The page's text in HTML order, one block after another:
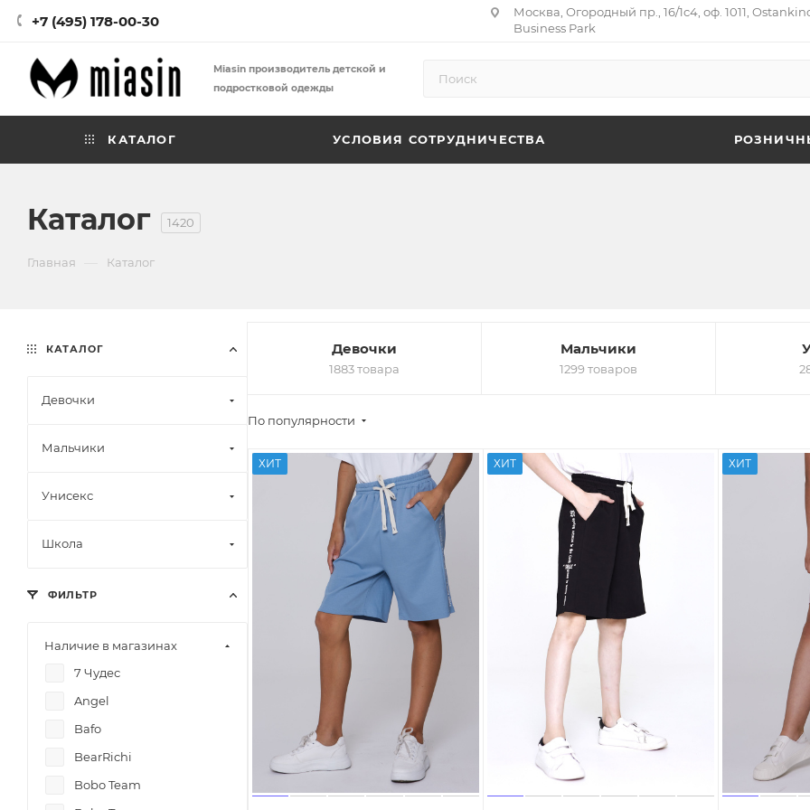
+7 (495) 178-00-30
Москва, Огородный пр., 16/1с4, оф. 1011,
Business Park
Miasin производитель детской и
подростковой одежды
КАТАЛОГ УСЛОВИЯ СОТРУДНИЧЕСТВА
Каталог 1420
Главная Каталог
Девочки
1883 товара
Мальчики
1299 товаров
По популярности
ХИТ ХИТ ХИТ
КАТАЛОГ
Девочки
Мальчики
Унисекс
Школа
ФИЛЬТР
Наличие в магазинах
7 Чудес
Angel
Bafo
BearRichi
Bobo Team